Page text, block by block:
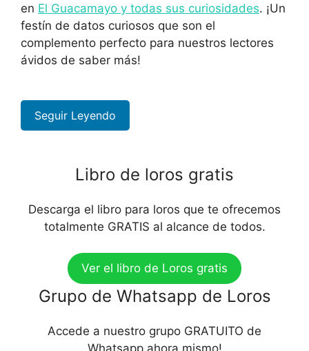
en El Guacamayo y todas sus curiosidades. ¡Un
festín de datos curiosos que son el
complemento perfecto para nuestros lectores
ávidos de saber más!
Seguir Leyendo
Libro de loros gratis
Descarga el libro para loros que te ofrecemos
totalmente GRATIS al alcance de todos.
Ver el libro de Loros gratis
Grupo de Whatsapp de Loros
Accede a nuestro grupo GRATUITO de